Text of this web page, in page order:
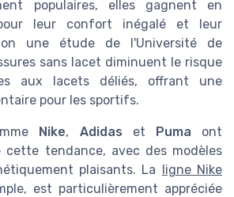
populaires, elles gagnent en
pour leur confort inégalé et leur
une étude de l'Université de
sans lacet diminuent le risque
aux lacets déliés, offrant une
pour les sportifs.
Nike, Adidas et Puma ont
cette tendance, avec des modèles
plaisants. La ligne Nike
est particulièrement appréciée